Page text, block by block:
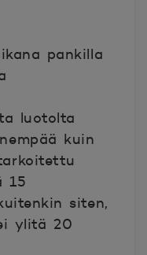
pankilla
luotolta
kuin
15
siten,
ylitä 20